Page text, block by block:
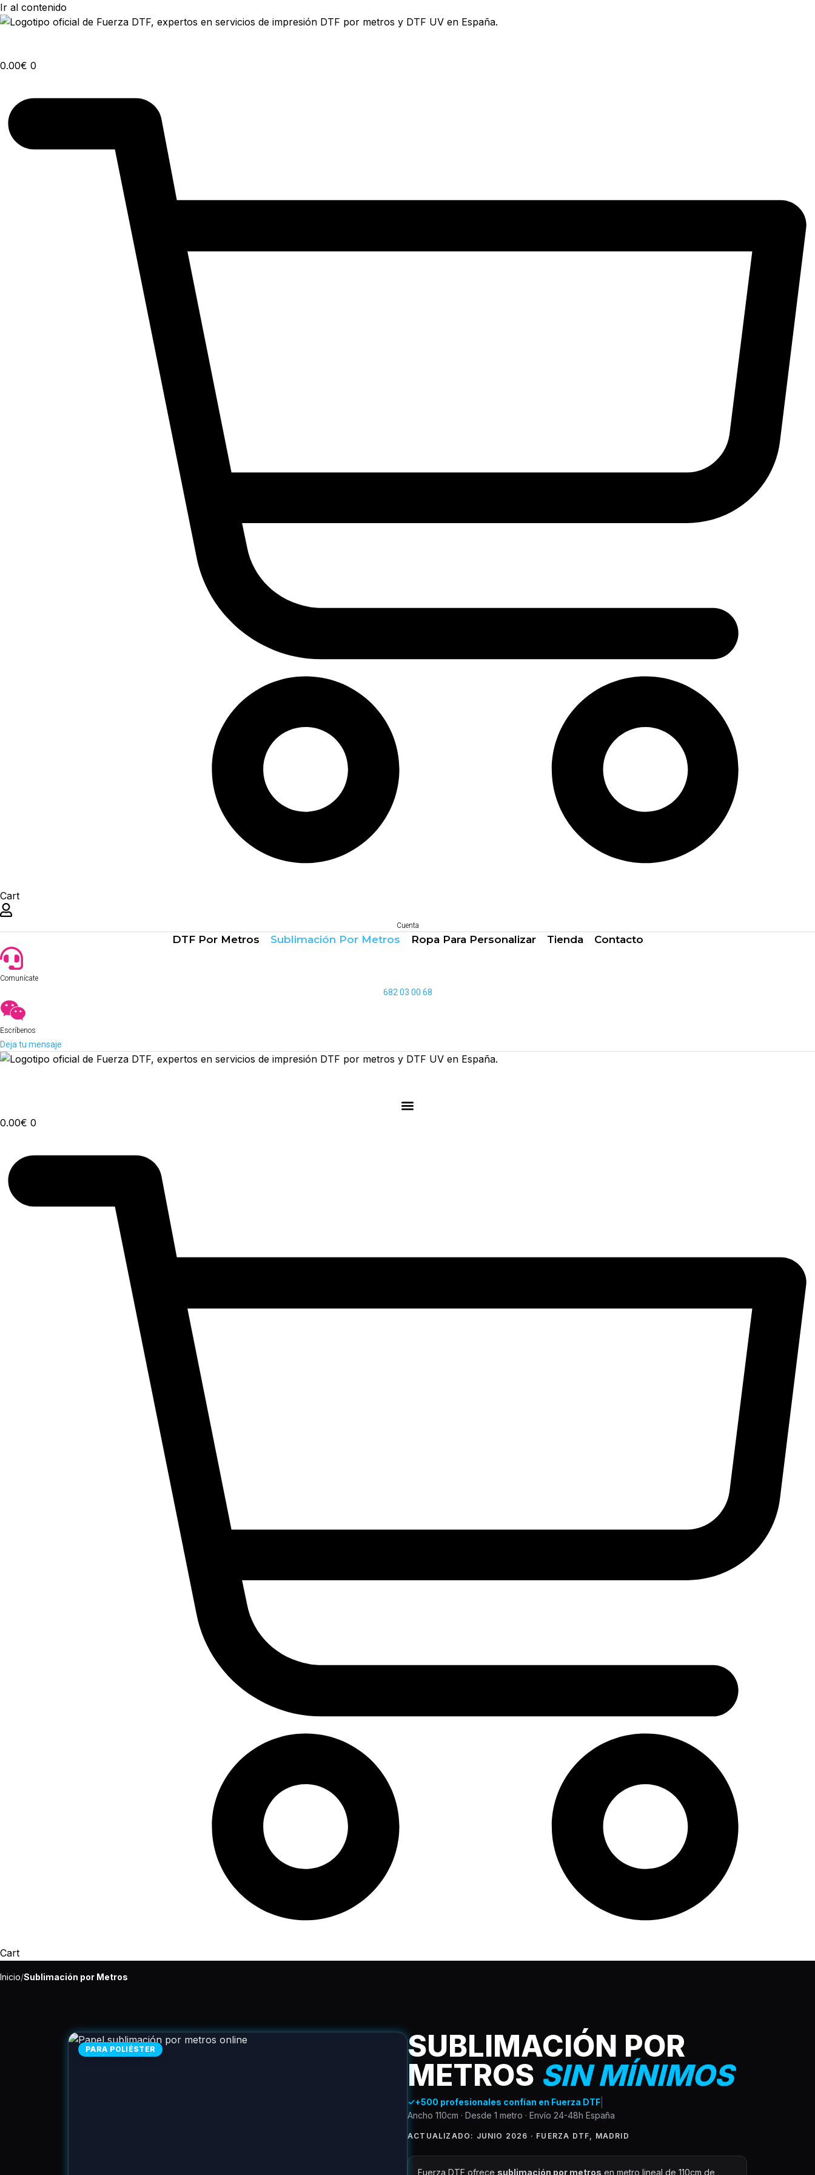
Ir al contenido
0.00€ 0
Cart
Cuenta
DTF Por Metros Sublimación Por Metros Ropa Para Personalizar Tienda Contacto
Comunícate
682 03 00 68
Escríbenos
Deja tu mensaje
0.00€ 0
Cart
Inicio/Sublimación por Metros
PARA POLIÉSTER
SUBLIMACIÓN POR
METROS SIN MÍNIMOS
✓+500 profesionales confían en Fuerza DTF
Ancho 110cm · Desde 1 metro · Envío 24-48h España
ACTUALIZADO: JUNIO 2026 · FUERZA DTF, MADRID
Fuerza DTF ofrece sublimación por metros en metro lineal de 110cm de